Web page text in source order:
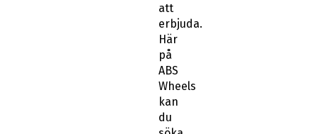
att
erbjuda.
Här
på
ABS
Wheels
kan
du